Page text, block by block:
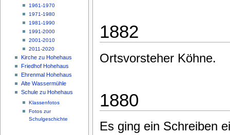
1882
Ortsvorsteher Köhne.
1880
Es ging ein Schreiben
1961-1970
1971-1980
1981-1990
1991-2000
2001-2010
2011-2020
Kirche zu Hohehaus
Friedhof Hohehaus
Ehrenmal Hohehaus
Alte Wassermühle
Schule zu Hohehaus
Klassenfotos
Fotos zur
Schulgeschichte